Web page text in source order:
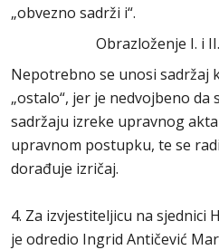
„obvezno sadrži i“.
Obrazloženje I. i
Nepotrebno se unosi sadržaj
„ostalo“, jer je nedvojbeno da
sadržaju izreke upravnog
upravnom postupku, te se
dorađuje izričaj.
4. Za izvjestiteljicu na sjednici
je odredio Ingrid Antičević